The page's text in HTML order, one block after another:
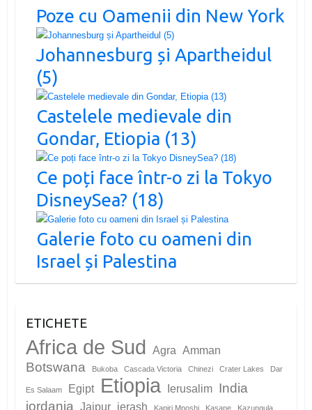
Poze cu Oamenii din New York
Johannesburg și Apartheidul
(5)
Castelele medievale din
Gondar, Etiopia (13)
Ce poți face într-o zi la Tokyo
DisneySea? (18)
Galerie foto cu oameni din
Israel și Palestina
ETICHETE
Africa de Sud Agra Amman
Botswana Bukoba Cascada Victoria Chinezi Crater Lakes Dar
Es Salaam Egipt Etiopia Ierusalim India
iordania Jaipur jerash Kapiri Mposhi Kasane Kazungula